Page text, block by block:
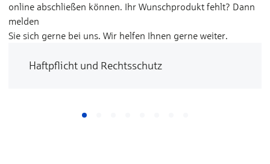
online abschließen können. Ihr Wunschprodukt fehlt? Dann
melden
Sie sich gerne bei uns. Wir helfen Ihnen gerne weiter.
Haftpflicht und Rechtsschutz